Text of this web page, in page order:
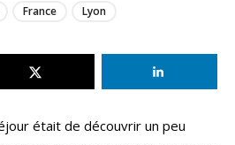
France Lyon
était de découvrir un peu